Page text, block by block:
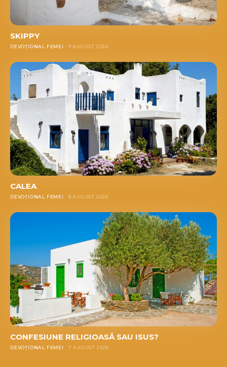
SKIPPY
DEVOȚIONAL FEMEI 9 AUGUST 2026
CALEA
DEVOȚIONAL FEMEI 8 AUGUST 2026
CONFESIUNE RELIGIOASĂ SAU ISUS?
DEVOȚIONAL FEMEI 7 AUGUST 2026